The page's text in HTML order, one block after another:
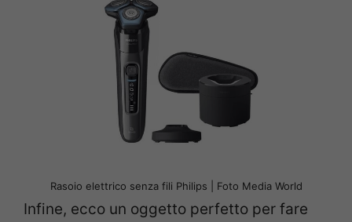
Rasoio elettrico senza fili Philips | Foto Media World
Infine, ecco un oggetto perfetto per fare